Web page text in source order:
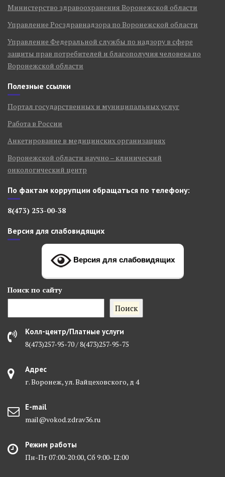
Министерство здравоохранения Воронежской области
Управление Росздравнадзора по Воронежской области
Управление Федеральной службы по надзору в сфере
защиты прав потребителей и благополучия человека по
Воронежской области
Полезные ссылки
Портал государственных и муниципальных услуг
Работа в России
Анкетирование в медицинских организациях
Воронежской области научно – клинический
онкологический центр
По фактам коррупции обращаться по телефону:
8(473) 253-00-38
Версия для слабовидящих
Версия для слабовидящих
Поиск по сайту
Поиск
Колл-центр/Платные услуги
8(473)257-95-70 / 8(473)257-95-75
Адрес
г. Воронеж, ул. Вайцеховского, д 4
E-mail
mail@vokod.zdrav36.ru
Режим работы
Пн-Пт 07:00-20:00, Сб 9:00-12:00